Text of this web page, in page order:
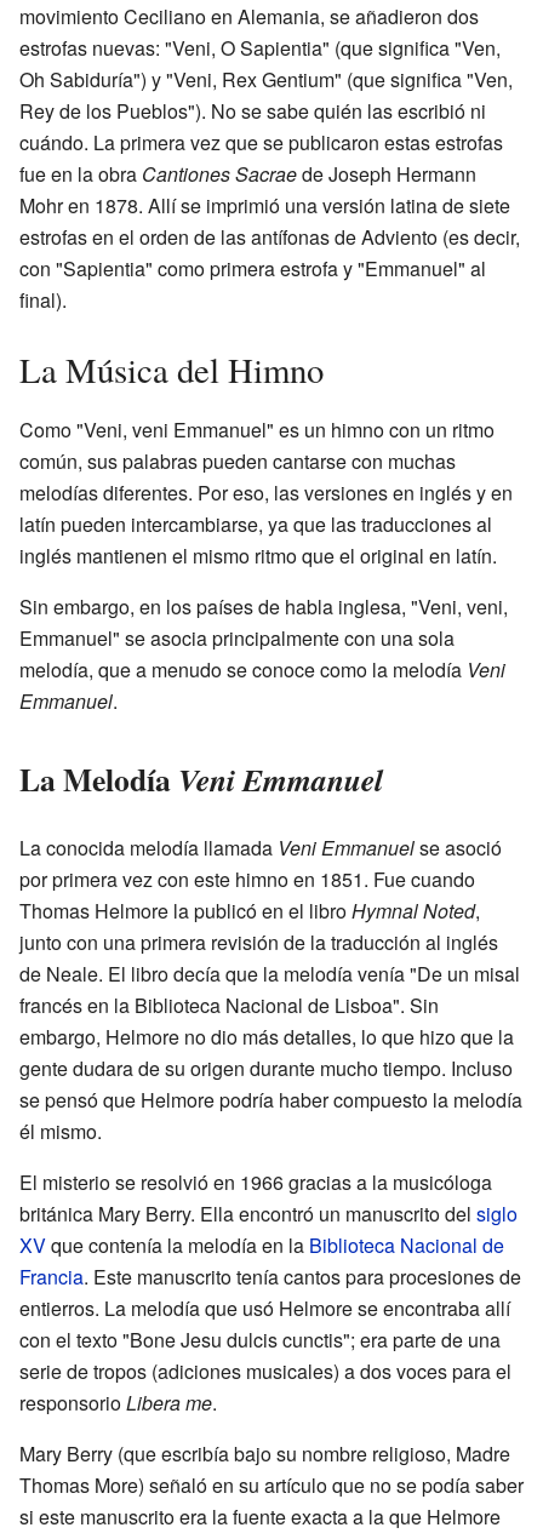
movimiento Ceciliano en Alemania, se añadieron dos
estrofas nuevas: "Veni, O Sapientia" (que significa "Ven,
Oh Sabiduría") y "Veni, Rex Gentium" (que significa "Ven,
Rey de los Pueblos"). No se sabe quién las escribió ni
cuándo. La primera vez que se publicaron estas estrofas
fue en la obra Cantiones Sacraede Joseph Hermann
Mohr en 1878. Allí se imprimió una versión latina de siete
estrofas en el orden de las antífonas de Adviento (es decir,
con "Sapientia" como primera estrofa y "Emmanuel" al
final).
La Música del Himno
Como "Veni, veni Emmanuel" es un himno con un ritmo
común, sus palabras pueden cantarse con muchas
melodías diferentes. Por eso, las versiones en inglés y en
latín pueden intercambiarse, ya que las traducciones al
inglés mantienen el mismo ritmo que el original en latín.
Sin embargo, en los países de habla inglesa, "Veni, veni,
Emmanuel" se asocia principalmente con una sola
melodía, que a menudo se conoce como la melodía Veni
Emmanuel.
La MelodíaVeni Emmanuel
La conocida melodía llamada Veni Emmanuelse asoció
por primera vez con este himno en 1851. Fue cuando
Thomas Helmore la publicó en el libroHymnal Noted,
junto con una primera revisión de la traducción al inglés
de Neale. El libro decía que la melodía venía "De un misal
francés en la Biblioteca Nacional de Lisboa". Sin
embargo, Helmore no dio más detalles, lo que hizo que la
gente dudara de su origen durante mucho tiempo. Incluso
se pensó que Helmore podría haber compuesto la melodía
él mismo.
El misterio se resolvió en 1966 gracias a la musicóloga
británica Mary Berry. Ella encontró un manuscrito del siglo
XVque contenía la melodía en la Biblioteca Nacional de
Francia. Este manuscrito tenía cantos para procesiones de
entierros. La melodía que usó Helmore se encontraba allí
con el texto "Bone Jesu dulcis cunctis"; era parte de una
serie de tropos (adiciones musicales) a dos voces para el
responsorioLibera me.
Mary Berry (que escribía bajo su nombre religioso, Madre
Thomas More) señaló en su artículo que no se podía saber
si este manuscrito era la fuente exacta a la que Helmore